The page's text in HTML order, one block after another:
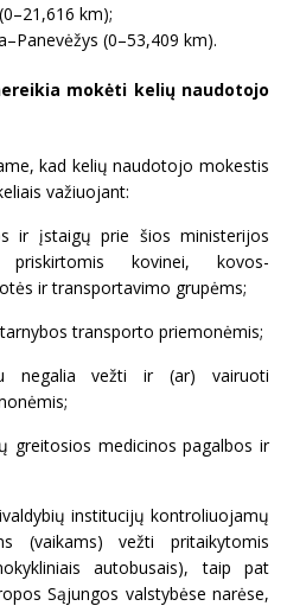
km);
(0–53,409 km).
mokėti kelių naudotojo
kad kelių naudotojo mokestis
važiuojant:
ir įstaigų prie šios ministerijos
priskirtomis kovinei, kovos-
ir transportavimo grupėms;
transporto priemonėmis;
negalia vežti ir (ar) vairuoti
greitosios medicinos pagalbos ir
institucijų kontroliuojamų
(vaikams) vežti pritaikytomis
autobusais), taip pat
Sąjungos valstybėse narėse,